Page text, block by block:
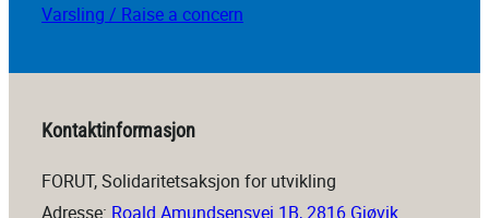
Varsling / Raise a concern
Kontaktinformasjon
FORUT, Solidaritetsaksjon for utvikling
Adresse: Roald Amundsensvei 1B, 2816 Gjøvik